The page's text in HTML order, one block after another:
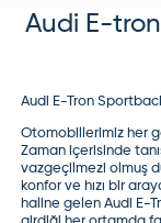
Audi E-
Audi E-Tron
Otomobillerimiz her
Zaman içerisinde
vazgeçilmezi olmuş
konfor ve hızı bir
haline gelen Audi E-